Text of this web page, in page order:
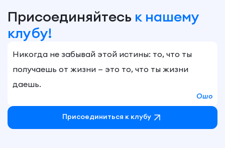
Присоединяйтесь к нашему
клубу!
Никогда не забывай этой истины: то, что ты
получаешь от жизни — это то, что ты жизни
даешь.
Ошо
Присоединиться к клубу